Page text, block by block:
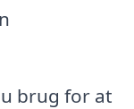
brug for at